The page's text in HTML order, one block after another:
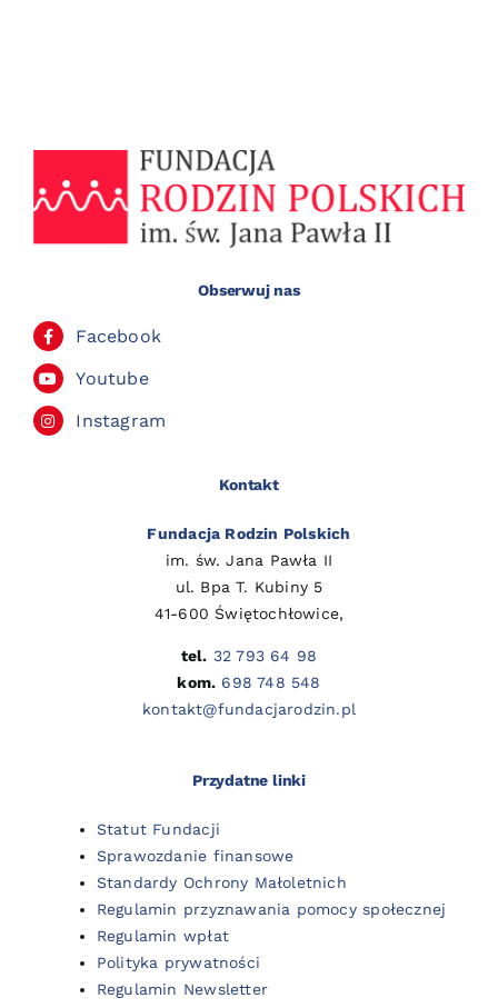
Obserwuj nas
Facebook
Youtube
Instagram
Kontakt
Fundacja Rodzin Polskich
im. św. Jana Pawła II
ul. Bpa T. Kubiny 5
41-600 Świętochłowice,
tel. 32 793 64 98
kom. 698 748 548
kontakt@fundacjarodzin.pl
Przydatne linki
Statut Fundacji
Sprawozdanie finansowe
Standardy Ochrony Małoletnich
Regulamin przyznawania pomocy społecznej
Regulamin wpłat
Polityka prywatności
Regulamin Newsletter